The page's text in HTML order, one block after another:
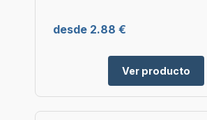
desde 2.88 €
Ver producto